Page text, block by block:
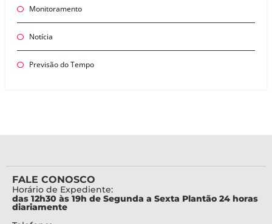
Monitoramento
Notícia
Previsão do Tempo
FALE CONOSCO
Horário de Expediente:
das 12h30 às 19h de Segunda a Sexta Plantão 24 horas
diariamente